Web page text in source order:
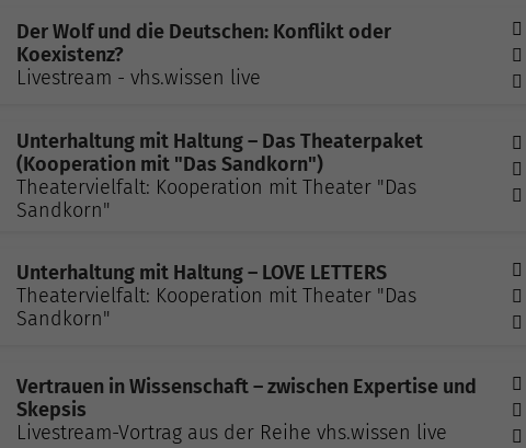
Der Wolf und die Deutschen: Konflikt oder
Koexistenz?
Livestream - vhs.wissen live
Unterhaltung mit Haltung – Das Theaterpaket
(Kooperation mit "Das Sandkorn")
Theatervielfalt: Kooperation mit Theater "Das
Sandkorn"
Unterhaltung mit Haltung – LOVE LETTERS
Theatervielfalt: Kooperation mit Theater "Das
Sandkorn"
Vertrauen in Wissenschaft – zwischen Expertise und
Skepsis
Livestream-Vortrag aus der Reihe vhs.wissen live